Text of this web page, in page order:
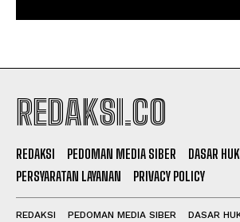
REDAKSI.CO
REDAKSI PEDOMAN MEDIA SIBER
DASAR
PERSYARATAN LAYANAN
PRIVACY POLICY
REDAKSI PEDOMAN MEDIA SIBER
DASAR